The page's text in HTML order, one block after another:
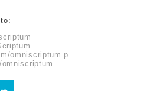
https://www.instagram.com/omniscriptum.publishing